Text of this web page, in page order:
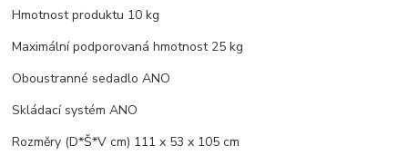
Hmotnost produktu 10 kg
Maximální podporovaná hmotnost 25 kg
Oboustranné sedadlo ANO
Skládací systém ANO
Rozměry (D*Š*V cm) 111 x 53 x 105 cm